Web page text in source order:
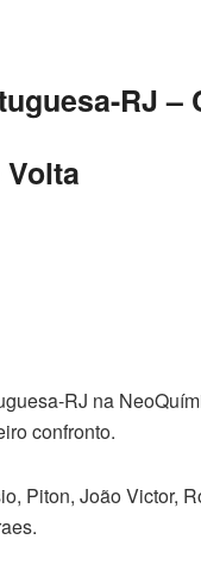
RJ –
Volta
RJ na
confronto.
Piton, João Victor,